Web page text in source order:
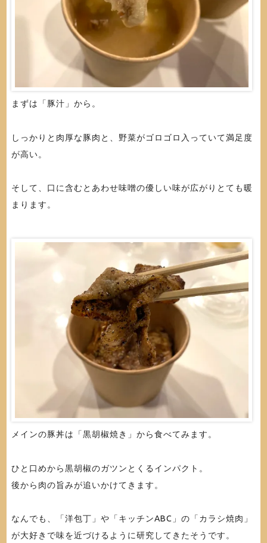
まずは「豚汁」から。
しっかりと肉厚な豚肉と、野菜がゴロゴロ入っていて満足度
が高い。
そして、口に含むとあわせ味噌の優しい味が広がりとても暖
まります。
メインの豚丼は「黒胡椒焼き」から食べてみます。
ひと口めから黒胡椒のガツンとくるインパクト。
後から肉の旨みが追いかけてきます。
なんでも、「洋包丁」や「キッチンABC」の「カラシ焼肉」
が大好きで味を近づけるように研究してきたそうです。